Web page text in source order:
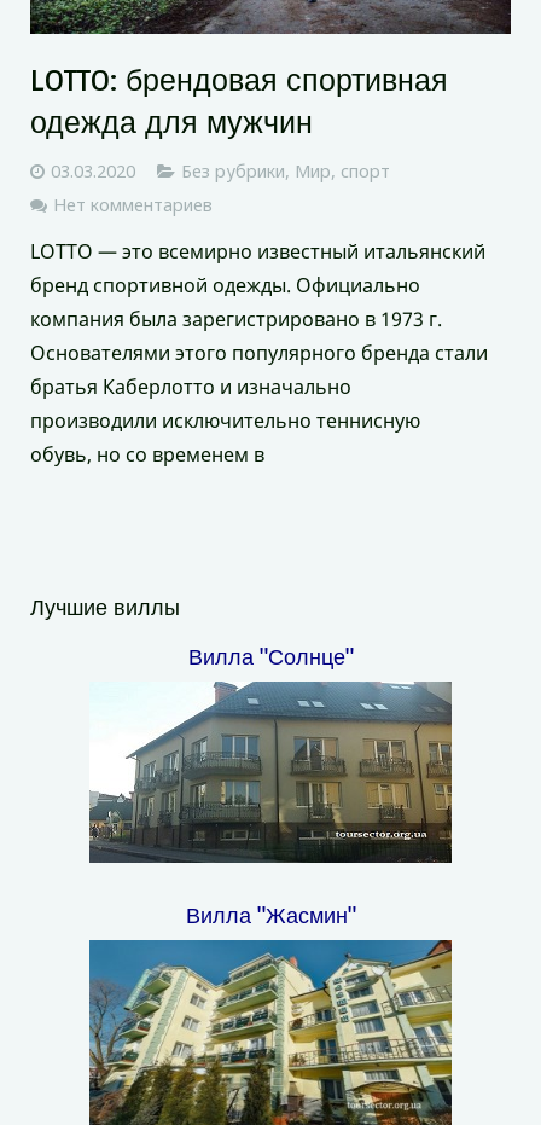
LOTTO: брендовая спортивная
одежда для мужчин
03.03.2020 Без рубрики, Мир, спорт
Нет комментариев
LOTTO — это всемирно известный итальянский
бренд спортивной одежды. Официально
компания была зарегистрировано в 1973 г.
Основателями этого популярного бренда стали
братья Каберлотто и изначально
производили исключительно теннисную
обувь, но со временем в
Лучшие виллы
Вилла "Солнце"
Вилла "Жасмин"